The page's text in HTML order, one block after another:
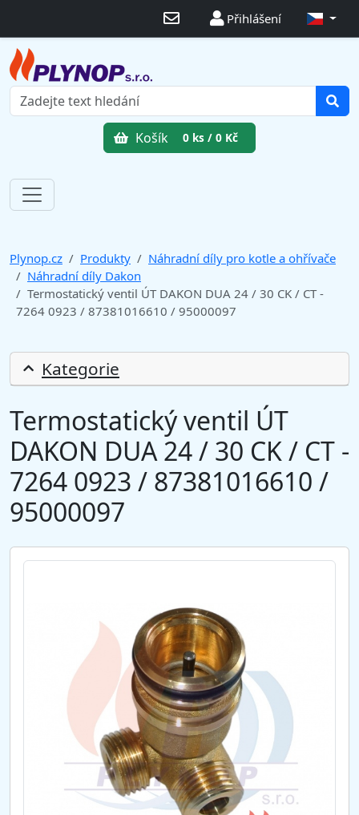
Přihlášení
Košík 0 ks / 0 Kč
Plynop.cz Produkty
Náhradní díly pro kotle a ohřívače
Náhradní díly Dakon
Termostatický ventil ÚT DAKON DUA 24 / 30 CK / CT -
7264 0923 / 87381016610 / 95000097
Kategorie
Termostatický ventil ÚT
DAKON DUA 24 / 30 CK / CT -
7264 0923 / 87381016610 /
95000097